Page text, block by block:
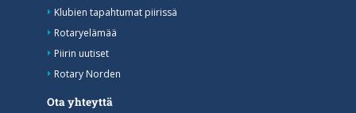
Klubien tapahtumat piirissä
Rotaryelämää
Piirin uutiset
Rotary Norden
Ota yhteyttä